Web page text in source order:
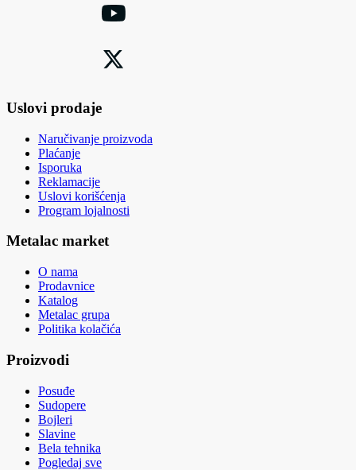
Uslovi prodaje
Naručivanje proizvoda
Plaćanje
Isporuka
Reklamacije
Uslovi korišćenja
Program lojalnosti
Metalac market
O nama
Prodavnice
Katalog
Metalac grupa
Politika kolačića
Proizvodi
Posuđe
Sudopere
Bojleri
Slavine
Bela tehnika
Pogledaj sve